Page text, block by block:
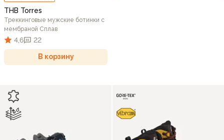
THB Torres
Треккинговые мужские ботинки c
мембраной Сплав
4,6 22
В корзину